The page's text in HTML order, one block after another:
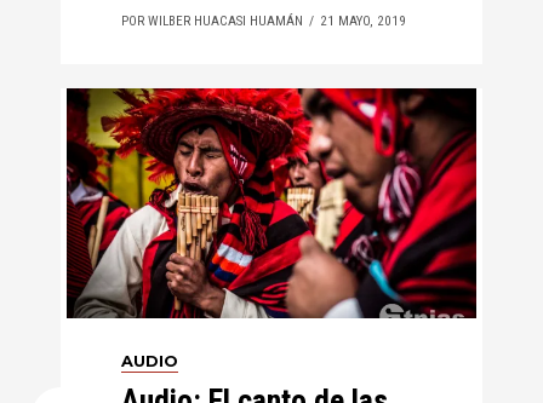
POR WILBER HUACASI HUAMÁN 21 MAYO, 2019
AUDIO